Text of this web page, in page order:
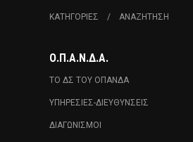
ΚΑΤΗΓΟΡΊΕΣ ΑΝΑΖΉΤΗΣΗ
Ο.Π.Α.Ν.Δ.Α.
ΤΟ ΔΣ ΤΟΥ ΟΠΑΝΔΑ
ΥΠΗΡΕΣΊΕΣ-ΔΙΕΥΘΎΝΣΕΙΣ
ΔΙΑΓΩΝΙΣΜΟΊ